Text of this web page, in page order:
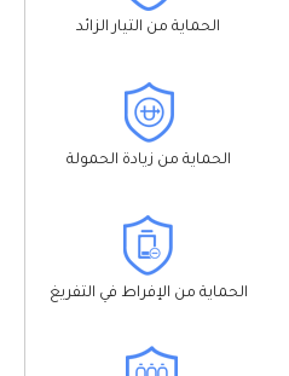
الحماية من التيار الزائد
الحماية من زيادة الحمولة
الحماية من الإفراط في التفريغ